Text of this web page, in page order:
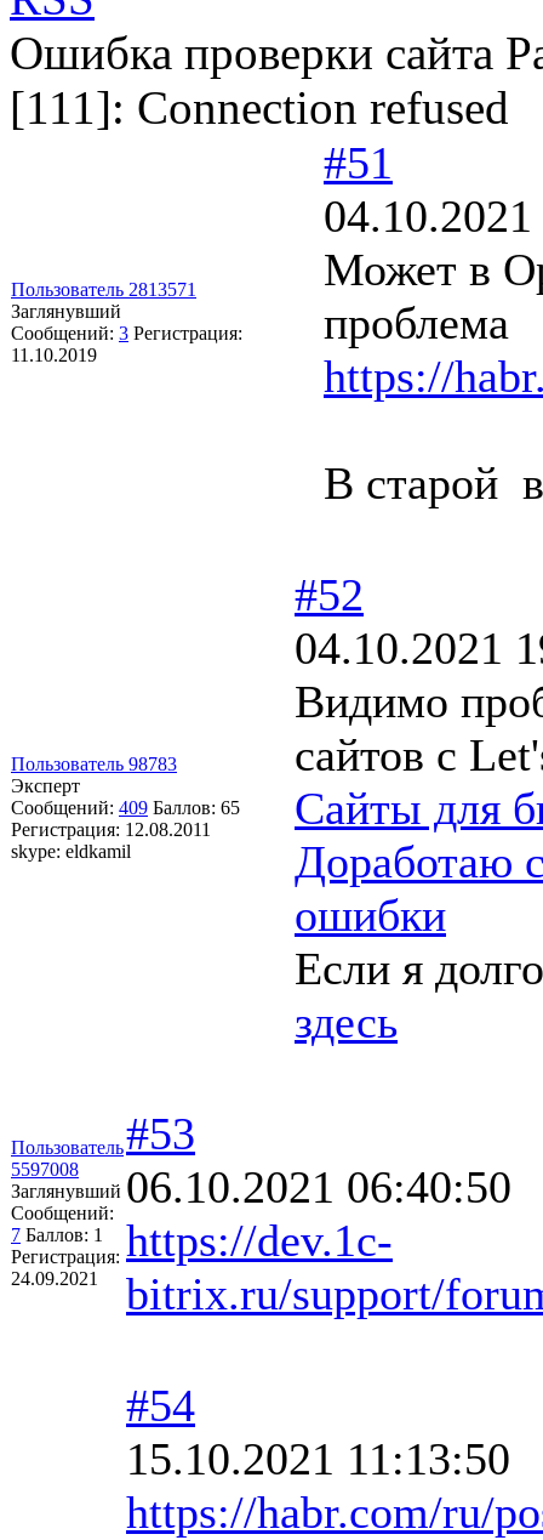
Ошибка проверки сайта
[111]: Connection refused
Пользователь 2813571
Заглянувший
Сообщений: 3 Регистрация:
11.10.2019
#51
Может в
проблема
https://
В старой
Пользователь 98783
Эксперт
Сообщений: 409 Баллов: 65
Регистрация: 12.08.2011
skype: eldkamil
#52
04.10.2021
Видимо
сайтов с
Сайты для
Доработаю
ошибки
Если я
здесь
Пользователь
5597008
Заглянувший
Сообщений:
7 Баллов: 1
Регистрация:
24.09.2021
#53
06.10.2021 06:40:50
https://dev.1c-
bitrix.ru/support/
#54
15.10.2021 11:13:50
https://habr.com/ru/